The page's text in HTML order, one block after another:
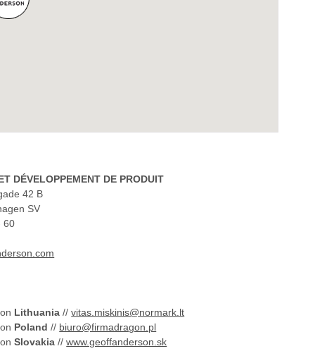
DÉVELOPPEMENT DE PRODUIT
42 B
SV
60
Lithuania //vitas.miskinis@normark.lt
Poland // biuro@firmadragon.pl
Slovakia //www.geoffanderson.sk